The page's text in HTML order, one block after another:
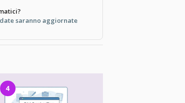
saranno aggiornate
4